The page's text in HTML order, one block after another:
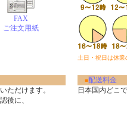
FAX
ご注文用紙
土日・祝日は休
ただけます。
後に、
■配送料金
日本国内どこ